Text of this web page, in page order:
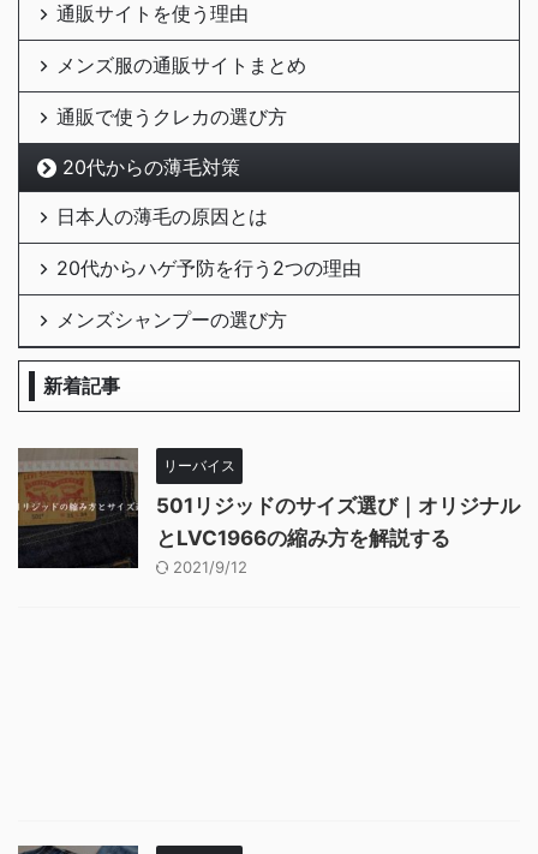
通販サイトを使う理由
メンズ服の通販サイトまとめ
通販で使うクレカの選び方
20代からの薄毛対策
日本人の薄毛の原因とは
20代からハゲ予防を行う2つの理由
メンズシャンプーの選び方
新着記事
リーバイス
501リジッドのサイズ選び｜オリジナル
とLVC1966の縮み方を解説する
2021/9/12